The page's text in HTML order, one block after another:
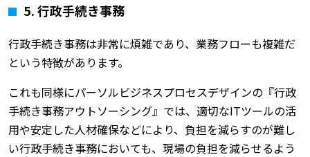
5. 行政手続き事務
行政手続き事務は非常に煩雑であり、業務フローも複雑だ
という特徴があります。
これも同様にパーソルビジネスプロセスデザインの『行政
手続き事務アウトソーシング』では、適切なITツールの活
用や安定した人材確保などにより、負担を減らすのが難し
い行政手続き事務においても、現場の負担を減らせるよう